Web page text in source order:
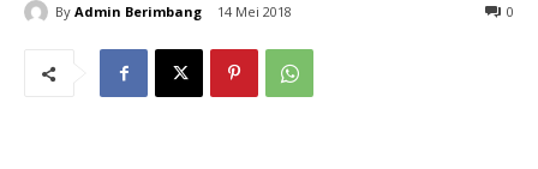
By Admin Berimbang 14 Mei 2018 0